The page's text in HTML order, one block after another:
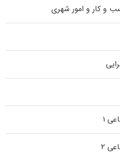
و کار و امور شهری
۱
۲